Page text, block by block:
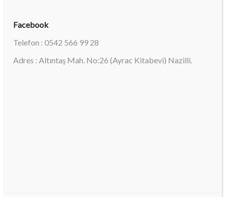
Facebook
Telefon : 0542 566 99 28
Adres : Altıntaş Mah. No:26 (Ayrac Kitabevi) Nazilli.